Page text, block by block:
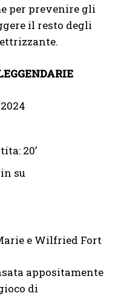
per prevenire gli
il resto degli
20’
su
e Wilfried Fort
appositamente
di